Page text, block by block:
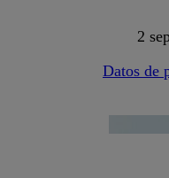
2
Datos de